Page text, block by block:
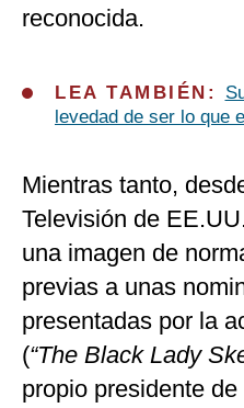
reconocida.
LEA TAMBIÉN:
levedad de ser lo que
Mientras tanto,
Televisión de
una imagen de
previas a unas
presentadas por la
(“The Black Lady
propio presidente